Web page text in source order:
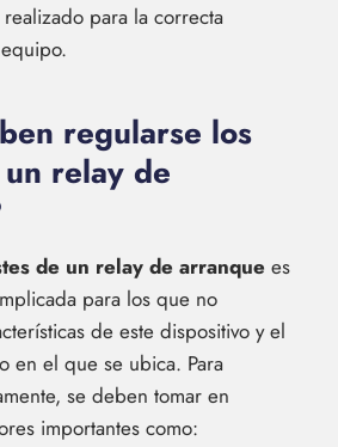
para la correcta
regularse los
relay de
de un relay de arranque es
para los que no
de este dispositivo y el
en el que se ubica. Para
se deben tomar en
importantes como: